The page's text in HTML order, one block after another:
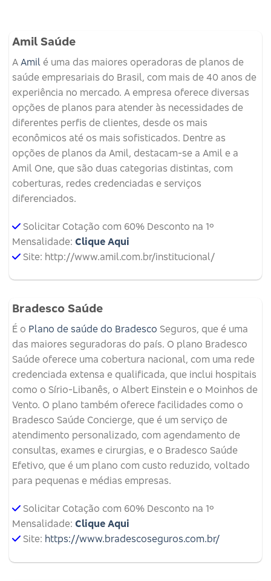
Amil Saúde
A Amil é uma das maiores operadoras de planos de
saúde empresariais do Brasil, com mais de 40 anos de
experiência no mercado. A empresa oferece diversas
opções de planos para atender às necessidades de
diferentes perfis de clientes, desde os mais
econômicos até os mais sofisticados. Dentre as
opções de planos da Amil, destacam-se a Amil e a
Amil One, que são duas categorias distintas, com
coberturas, redes credenciadas e serviços
diferenciados.
Solicitar Cotação com 60% Desconto na 1º
Mensalidade: Clique Aqui
Site: http://www.amil.com.br/institucional/
Bradesco Saúde
É o Plano de saúde do Bradesco Seguros, que é uma
das maiores seguradoras do país. O plano Bradesco
Saúde oferece uma cobertura nacional, com uma rede
credenciada extensa e qualificada, que inclui hospitais
como o Sírio-Libanês, o Albert Einstein e o Moinhos de
Vento. O plano também oferece facilidades como o
Bradesco Saúde Concierge, que é um serviço de
atendimento personalizado, com agendamento de
consultas, exames e cirurgias, e o Bradesco Saúde
Efetivo, que é um plano com custo reduzido, voltado
para pequenas e médias empresas.
Solicitar Cotação com 60% Desconto na 1º
Mensalidade: Clique Aqui
Site: https://www.bradescoseguros.com.br/